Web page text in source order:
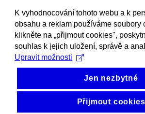
K vyhodnocování tohoto webu a k
obsahu a reklam používáme soubory
klikněte na „přijmout cookies",
souhlas k jejich uložení, správě a
Upravit možnosti
Jen nezbytné
Přijmout cookies